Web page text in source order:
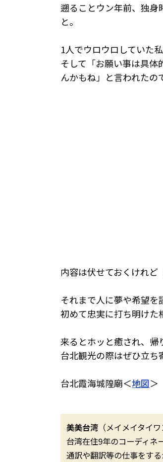
遡ることウン年前、独身
と。
1人でウロウロしていた
そして「お願い事は具
んかもね」と言われたの
内容は伏せておくけれど
それまで人に夢や希望を
初めて忠実に打ち明けた
来るとホッと癒され、帰
台北観光の際はぜひ立ち
台北霞海城隍廟＜地図＞
美美台湾 （メイメイタイワ
台湾在住9年のコーディネ
通訳や翻訳等の仕事をす